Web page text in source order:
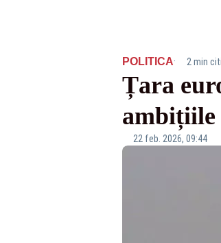
POLITICA· 2 min
Țara
ambițiile
22 feb. 2026, 09:44